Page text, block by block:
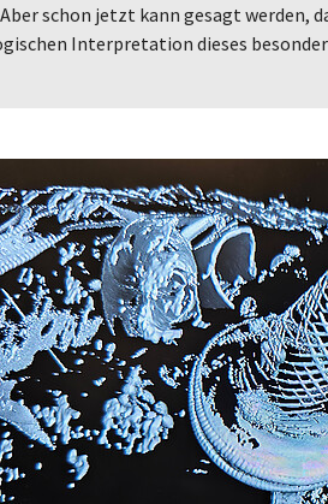
schon jetzt kann gesagt werden,
Interpretation dieses